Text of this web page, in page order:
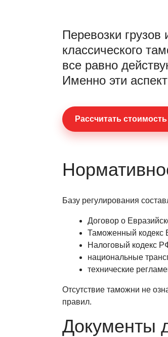
Перевозки
классического
все равно
Именно эти
Раcсчитать
Базу регулирования
Договор о
Таможенный кодекс
Налоговый кодекс
национальные
технические
Отсутствие таможни не
правил.
Документы